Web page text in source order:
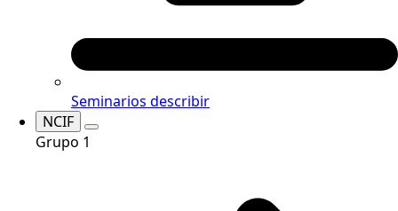
Seminarios describir
NCIF
Grupo 1